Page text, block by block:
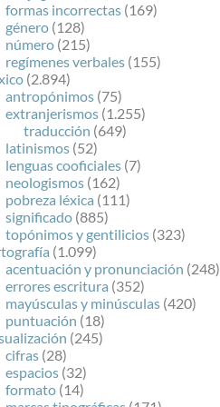
formas incorrectas (169)
género (128)
número (215)
regímenes verbales (155)
(2.894)
antropónimos (75)
extranjerismos (1.255)
traducción (649)
latinismos (52)
lenguas cooficiales (7)
neologismos (162)
pobreza léxica (111)
significado (885)
topónimos y gentilicios (323)
(1.099)
acentuación y pronunciación (248)
errores escritura (352)
mayúsculas y minúsculas (420)
puntuación (18)
(245)
cifras (28)
espacios (32)
formato (14)